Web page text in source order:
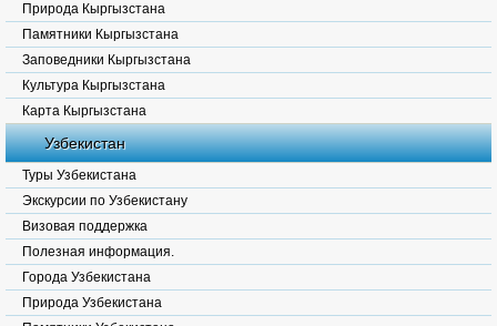
Природа Кыргызстана
Памятники Кыргызстана
Заповедники Кыргызстана
Культура Кыргызстана
Карта Кыргызстана
Узбекистан
Туры Узбекистана
Экскурсии по Узбекистану
Визовая поддержка
Полезная информация.
Города Узбекистана
Природа Узбекистана